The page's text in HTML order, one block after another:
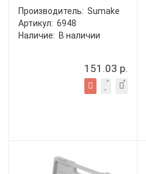
Производитель: Sumake
Артикул: 6948
Наличие: В наличии
151.03 р.